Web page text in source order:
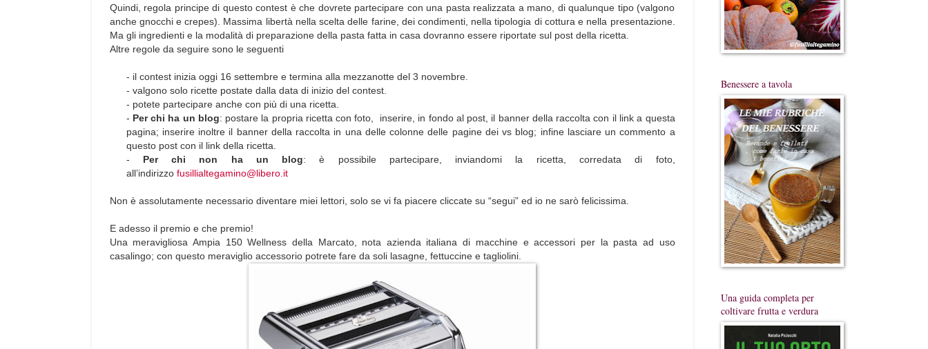
Quindi, regola principe di questo contest è che dovrete partecipare con una pasta realizzata a mano, di qualunque tipo (valgono
anche gnocchi e crepes). Massima libertà nella scelta delle farine, dei condimenti, nella tipologia di cottura e nella presentazione.
Ma gli ingredienti e la modalità di preparazione della pasta fatta in casa dovranno essere riportate sul post della ricetta.
Altre regole da seguire sono le seguenti
- il contest inizia oggi 16 settembre e termina alla mezzanotte del 3 novembre.
- valgono solo ricette postate dalla data di inizio del contest.
- potete partecipare anche con più di una ricetta.
- Per chi ha un blog: postare la propria ricetta con foto, inserire, in fondo al post, il banner della raccolta con il link a questa
pagina; inserire inoltre il banner della raccolta in una delle colonne delle pagine dei vs blog; infine lasciare un commento a
questo post con il link della ricetta.
-
Per chi non ha un blog: è possibile partecipare, inviandomi la ricetta, corredata di foto,
all’indirizzo fusillialtegamino@libero.it
Non è assolutamente necessario diventare miei lettori, solo se vi fa piacere cliccate su “segui” ed io ne sarò felicissima.
E adesso il premio e che premio!
Una meravigliosa Ampia 150 Wellness della Marcato, nota azienda italiana di macchine e accessori per la pasta ad uso
casalingo; con questo meraviglio accessorio potrete fare da soli lasagne, fettuccine e tagliolini.
Benessere a tavola
Una guida completa per
coltivare frutta e verdura